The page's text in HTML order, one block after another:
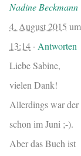
Nadine Beckmann
4. August 2015 um
13:14 · Antworten
Liebe Sabine,
vielen Dank!
Allerdings war der
schon im Juni ;-).
Aber das Buch ist